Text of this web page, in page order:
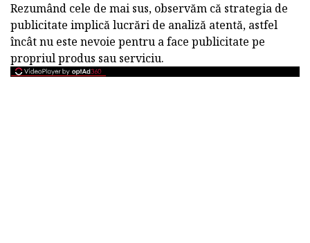
Rezumând cele de mai sus, observăm că strategia de
publicitate implică lucrări de analiză atentă, astfel
încât nu este nevoie pentru a face publicitate pe
propriul produs sau serviciu.